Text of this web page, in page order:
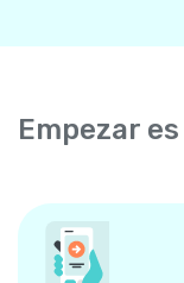
Empezar